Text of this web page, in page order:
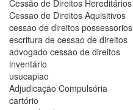
Cessão de Direitos Hereditários
Cessao de Direitos Aquisitivos
cessao de direitos possessorios
escritura de cessao de direitos
advogado cessao de direitos
inventário
usucapiao
Adjudicação Compulsória
cartório